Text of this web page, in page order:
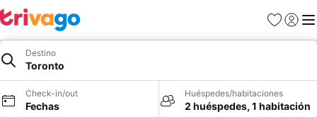
Favoritos
Iniciar
Destino
Toronto
Check-in/out
Fechas
Huéspedes/habitaciones
2 huéspedes, 1 habitación